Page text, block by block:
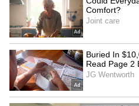
LATEST VIDEOS